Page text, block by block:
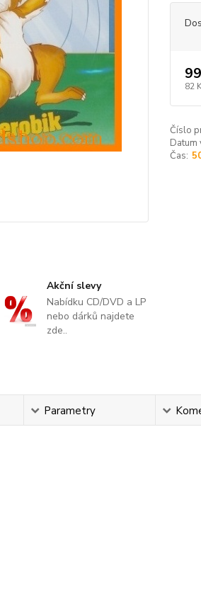
82
Číslo
Datum
Čas:
Akční slevy
Nabídku CD/DVD a LP
nebo dárků najdete
zde..
Parametry